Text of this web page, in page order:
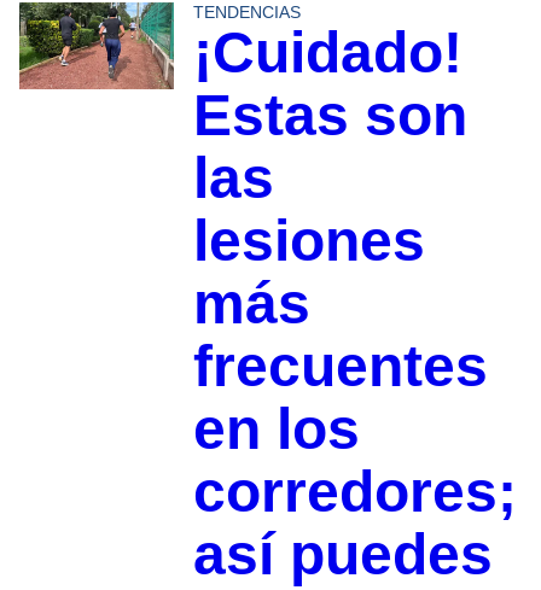
TENDENCIAS
¡Cuidado!
Estas son
las
lesiones
más
frecuentes
en los
corredores;
así puedes